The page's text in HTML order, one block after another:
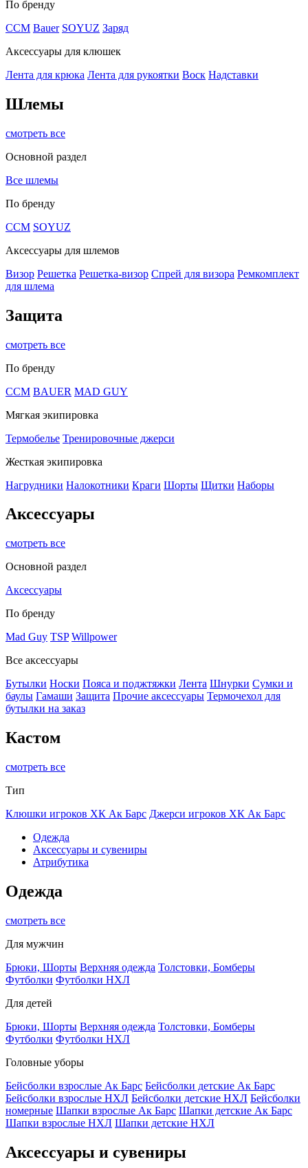
По бренду
CCM Bauer SOYUZ Заряд
Аксессуары для клюшек
Лента для крюка Лента для рукоятки Воск Надставки
Шлемы
смотреть все
Основной раздел
Все шлемы
По бренду
CCM SOYUZ
Аксессуары для шлемов
Визор Решетка Решетка-визор Спрей для визора Ремкомплект
для шлема
Защита
смотреть все
По бренду
CCM BAUER MAD GUY
Мягкая экипировка
Термобелье Тренировочные джерси
Жесткая экипировка
Нагрудники Налокотники Краги Шорты Щитки Наборы
Аксессуары
смотреть все
Основной раздел
Аксессуары
По бренду
Mad Guy TSP Willpower
Все аксессуары
Бутылки Носки Пояса и поджтяжки Лента Шнурки Сумки и
баулы Гамаши Защита Прочие аксессуары Термочехол для
бутылки на заказ
Кастом
смотреть все
Тип
Клюшки игроков ХК Ак Барс Джерси игроков ХК Ак Барс
Одежда
Аксессуары и сувениры
Атрибутика
Одежда
смотреть все
Для мужчин
Брюки, Шорты Верхняя одежда Толстовки, Бомберы
Футболки Футболки НХЛ
Для детей
Брюки, Шорты Верхняя одежда Толстовки, Бомберы
Футболки Футболки НХЛ
Головные уборы
Бейсболки взрослые Ак Барс Бейсболки детские Ак Барс
Бейсболки взрослые НХЛ Бейсболки детские НХЛ Бейсболки
номерные Шапки взрослые Ак Барс Шапки детские Ак Барс
Шапки взрослые НХЛ Шапки детские НХЛ
Аксессуары и сувениры